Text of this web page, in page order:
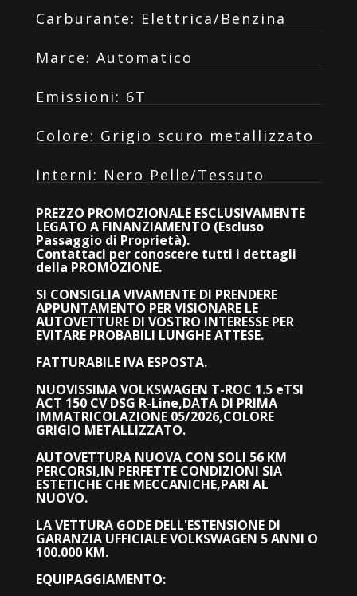
Carburante: Elettrica/Benzina
Marce: Automatico
Emissioni: 6T
Colore: Grigio scuro metallizzato
Interni: Nero Pelle/Tessuto
PREZZO PROMOZIONALE ESCLUSIVAMENTE
LEGATO A FINANZIAMENTO (Escluso
Passaggio di Proprietà).
Contattaci per conoscere tutti i dettagli
della PROMOZIONE.
SI CONSIGLIA VIVAMENTE DI PRENDERE
APPUNTAMENTO PER VISIONARE LE
AUTOVETTURE DI VOSTRO INTERESSE PER
EVITARE PROBABILI LUNGHE ATTESE.
FATTURABILE IVA ESPOSTA.
NUOVISSIMA VOLKSWAGEN T-ROC 1.5 eTSI
ACT 150 CV DSG R-Line,DATA DI PRIMA
IMMATRICOLAZIONE 05/2026,COLORE
GRIGIO METALLIZZATO.
AUTOVETTURA NUOVA CON SOLI 56 KM
PERCORSI,IN PERFETTE CONDIZIONI SIA
ESTETICHE CHE MECCANICHE,PARI AL
NUOVO.
LA VETTURA GODE DELL'ESTENSIONE DI
GARANZIA UFFICIALE VOLKSWAGEN 5 ANNI O
100.000 KM.
EQUIPAGGIAMENTO: